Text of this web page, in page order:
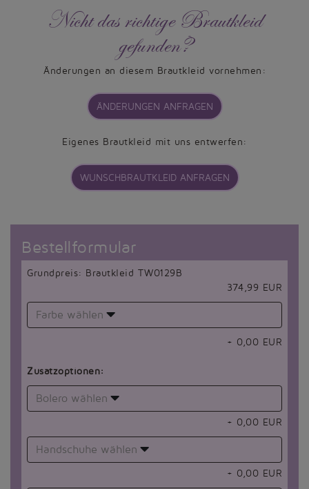
Nicht das richtige Brautkleid
gefunden?
Änderungen an diesem Brautkleid vornehmen:
ÄNDERUNGEN ANFRAGEN
Eigenes Brautkleid mit uns entwerfen:
WUNSCHBRAUTKLEID ANFRAGEN
Bestellformular
Grundpreis: Brautkleid TW0129B
374,99 EUR
Farbe wählen
+ 0,00 EUR
Zusatzoptionen:
Bolero wählen
+ 0,00 EUR
Handschuhe wählen
+ 0,00 EUR